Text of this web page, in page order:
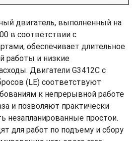
двигатель, выполненный на
в соответствии с
обеспечивает длительное
работы и низкие
Двигатели G3412C с
(LE) соответствуют
к непрерывной работе
и позволяют практически
незапланированные простои.
для работ по подъему и сбору